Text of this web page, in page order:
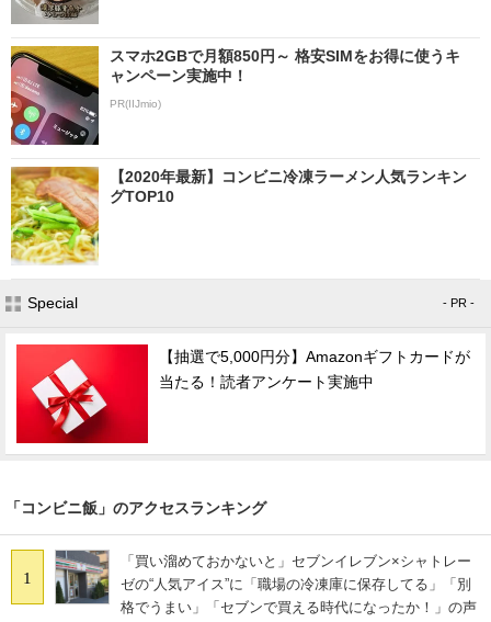
スマホ2GBで月額850円～ 格安SIMをお得に使うキ
ャンペーン実施中！
PR(IIJmio)
【2020年最新】コンビニ冷凍ラーメン人気ランキン
グTOP10
Special - PR -
【抽選で5,000円分】Amazonギフトカードが
当たる！読者アンケート実施中
「コンビニ飯」のアクセスランキング
1
「買い溜めておかないと」セブンイレブン×シャトレー
ゼの“人気アイス”に「職場の冷凍庫に保存してる」「別
格でうまい」「セブンで買える時代になったか！」の声